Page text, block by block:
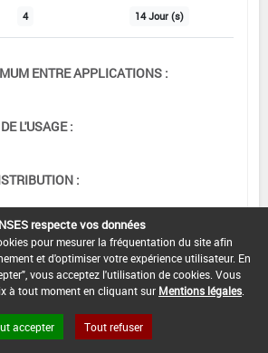
4 14 Jour (s)
ENTRE APPLICATIONS :
L'USAGE :
:
:
respecte vos données
pour mesurer la fréquentation du site afin
et d'optimiser votre expérience utilisateur. En
vous acceptez l'utilisation de cookies. Vous
à tout moment en cliquant sur Mentions légales
accepter Tout refuser